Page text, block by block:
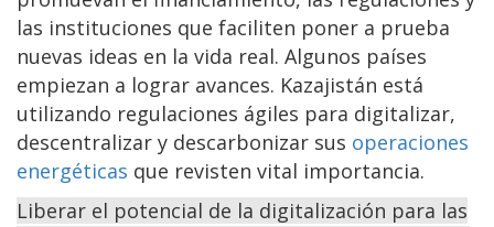
las instituciones que faciliten poner a prueba
nuevas ideas en la vida real. Algunos países
empiezan a lograr avances. Kazajistán está
utilizando regulaciones ágiles para digitalizar,
descentralizar y descarbonizar sus operaciones
energéticas que revisten vital importancia.
Liberar el potencial de la digitalización para las